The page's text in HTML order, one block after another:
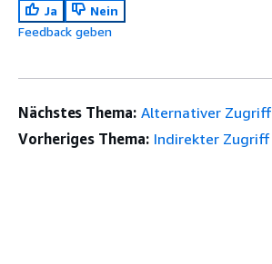
Ja
Nein
Feedback geben
Nächstes Thema: Alternativer Zugriff
Vorheriges Thema: Indirekter Zugriff